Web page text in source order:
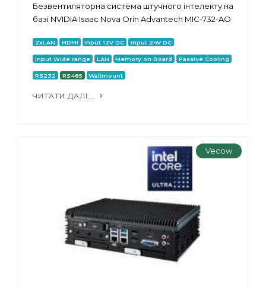
Безвентиляторна система штучного інтелекту на
базі NVIDIA Isaac Nova Orin Advantech MIC-732-AO
2xLAN HDMI Input 12V DC Input 24V DC
Input Wide range LAN Memory on Board Passive Cooling
RS232 RS485 Wallmount
ЧИТАТИ ДАЛІ...
Vecow